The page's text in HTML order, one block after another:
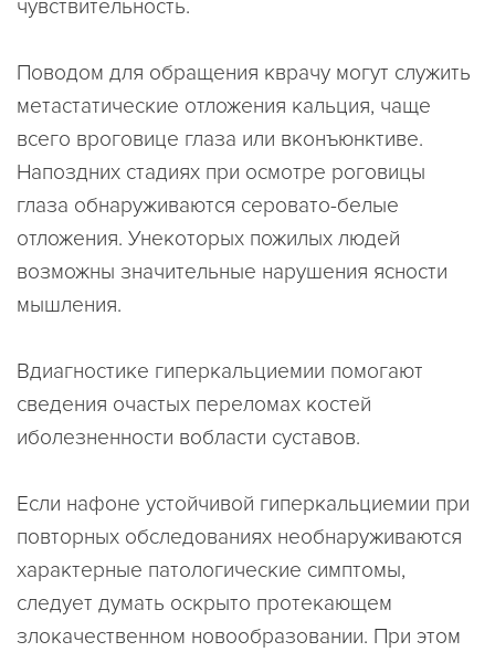
чувствительность.
Поводом для обращения кврачу могут служить
метастатические отложения кальция, чаще
всего вроговице глаза или вконъюнктиве.
Напоздних стадиях при осмотре роговицы
глаза обнаруживаются серовато-белые
отложения. Унекоторых пожилых людей
возможны значительные нарушения ясности
мышления.
Вдиагностике гиперкальциемии помогают
сведения очастых переломах костей
иболезненности вобласти суставов.
Если нафоне устойчивой гиперкальциемии при
повторных обследованиях необнаруживаются
характерные патологические симптомы,
следует думать оскрыто протекающем
злокачественном новообразовании. При этом